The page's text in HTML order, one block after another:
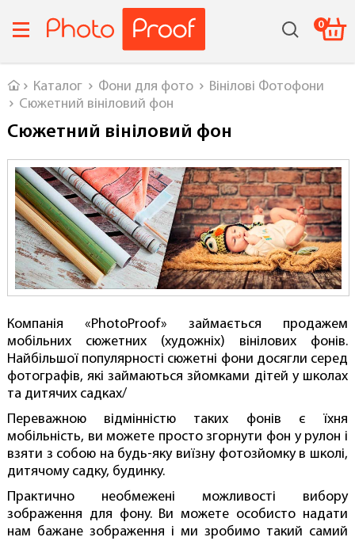
0
Головна
Каталог Фони для фото
Вінілові Фотофони
Сюжетний вініловий фон
Сюжетний вініловий фон
Компанія «PhotoProof» займається продажем
мобільних сюжетних (художніх) вінілових фонів.
Найбільшої популярності сюжетні фони досягли серед
фотографів, які займаються зйомками дітей у школах
та дитячих садках/
Переважною відмінністю таких фонів є їхня
мобільність, ви можете просто згорнути фон у рулон і
взяти з собою на будь-яку виїзну фотозйомку в школі,
дитячому садку, будинку.
Практично необмежені можливості вибору
зображення для фону. Ви можете особисто надати
нам бажане зображення і ми зробимо такий самий